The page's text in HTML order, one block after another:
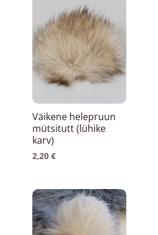
Väikene helepruun
mütsitutt (lühike
karv)
2,20 €
Hinnavahemik:
2,20 €
kuni
Sellel
tootel
on